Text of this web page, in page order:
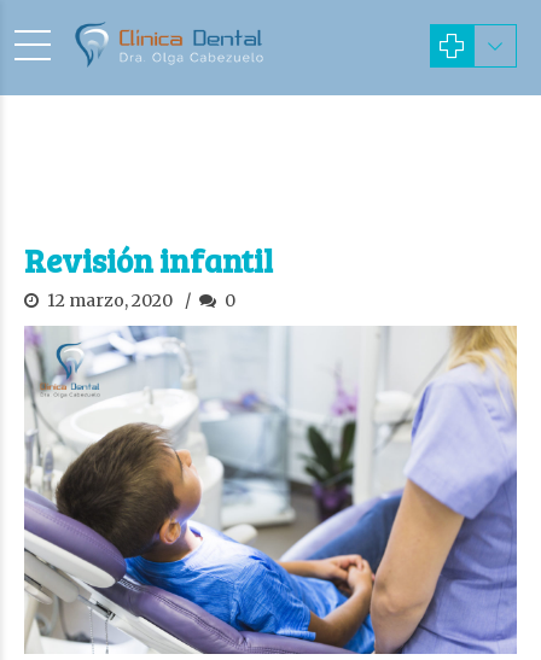
Revisión infantil
12 marzo, 2020 0